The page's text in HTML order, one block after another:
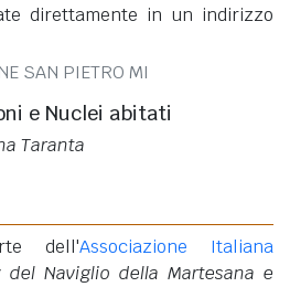
direttamente in un indirizzo
SAN PIETRO MI
e Nuclei abitati
Taranta
dell'Associazione Italiana
del Naviglio della Martesana e